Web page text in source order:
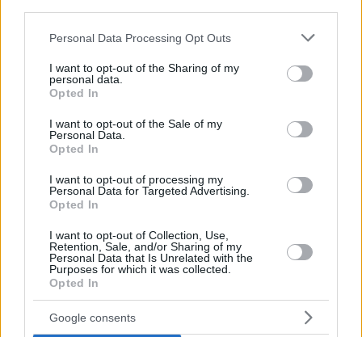
Please note that this website/app uses one or more Google
not limited to your visit or usage behaviour. You may click to
grant or deny consent to Google and its third-party tags to
use your data for below specified purposes in below Google
consent section.
Personal Data Processing Opt Outs
I want to opt-out of the Sharing of my
personal data.
Opted In
I want to opt-out of the Sale of my
Personal Data.
Opted In
I want to opt-out of processing my
Personal Data for Targeted Advertising.
Opted In
I want to opt-out of Collection, Use,
Retention, Sale, and/or Sharing of my
Personal Data that Is Unrelated with the
Purposes for which it was collected.
Opted In
Google consents
Σύλληψη 37χρονης φυγόποινης στην Πετρούπολη για
παράνομη προώθηση αλλοδαπών
Σε βάρος της εκκρεμούσε καταδικαστική απόφαση 18
23.05.2023, 14:37 1